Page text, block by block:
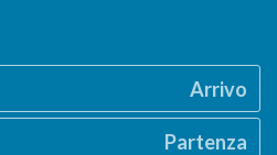
Arrivo
Partenza